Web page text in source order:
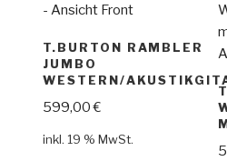
T.BURTON RAMBLER
JUMBO
WESTERN/
599,00€
inkl. 19 % MwSt.